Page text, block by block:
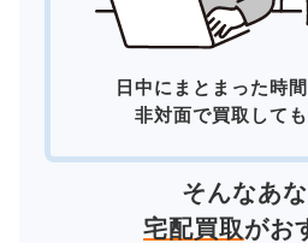
日中にまとまった時
非対面で買取しても
そんなあ
宅配買取がお